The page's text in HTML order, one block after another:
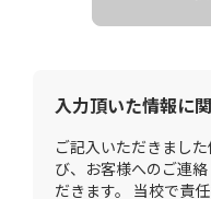
入力頂いた情報に
ご記入いただきまし
び、お客様へのご連
だきます。 当校で責